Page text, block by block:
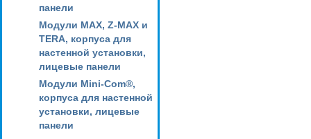
панели
Модули MAX, Z-MAX и
TERA, корпуса для
настенной установки,
лицевые панели
Модули Mini-Com®,
корпуса для настенной
установки, лицевые
панели